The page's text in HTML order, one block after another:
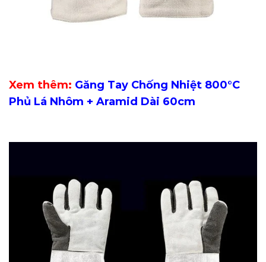
Xem thêm: Găng Tay Chống Nhiệt 800°C
Phủ Lá Nhôm + Aramid Dài 60cm